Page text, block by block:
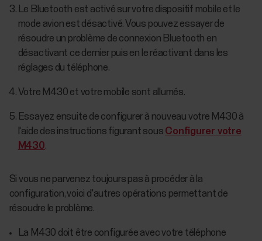
Le Bluetooth est activé sur votre dispositif mobile et le
mode avion est désactivé. Vous pouvez essayer de
résoudre un problème de connexion Bluetooth en
désactivant ce dernier puis en le réactivant dans les
réglages du téléphone.
Votre M430 et votre mobile sont allumés.
Essayez ensuite de configurer à nouveau votre M430 à
l'aide des instructions figurant sous Configurer votre
M430.
Si vous ne parvenez toujours pas à procéder à la
configuration, voici d'autres opérations permettant de
résoudre le problème.
La M430 doit être configurée avec votre téléphone